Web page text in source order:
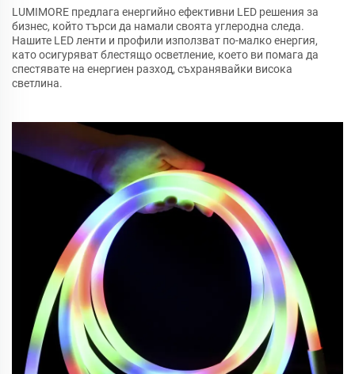
LUMIMORE предлага енергийно ефективни LED решения за
бизнес, който търси да намали своята углеродна следа.
Нашите LED ленти и профили използват по-малко енергия,
като осигуряват блестящо осветление, което ви помага да
спестявате на енергиен разход, съхранявайки висока
светлина.